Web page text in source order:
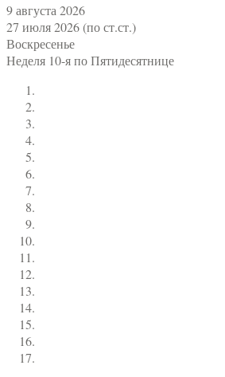
9 августа 2026
27 июля 2026 (по ст.ст.)
Воскресенье
Неделя 10-я по Пятидесятнице